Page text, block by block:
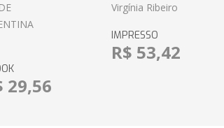
29,56
Virgínia Ribeiro
IMPRESSO
R$ 53,42